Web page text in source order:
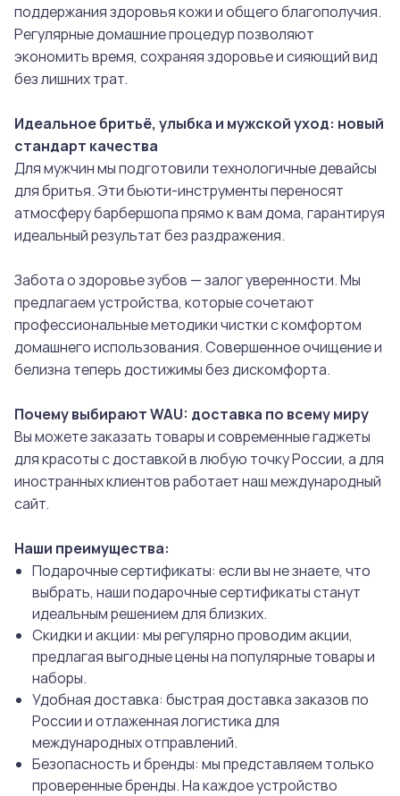
поддержания здоровья кожи и общего благополучия.
Регулярные домашние процедур позволяют
экономить время, сохраняя здоровье и сияющий вид
без лишних трат.
Идеальное бритьё, улыбка и мужской уход: новый
стандарт качества
Для мужчин мы подготовили технологичные девайсы
для бритья. Эти бьюти-инструменты переносят
атмосферу барбершопа прямо к вам дома, гарантируя
идеальный результат без раздражения.
Забота о здоровье зубов — залог уверенности. Мы
предлагаем устройства, которые сочетают
профессиональные методики чистки с комфортом
домашнего использования. Совершенное очищение и
белизна теперь достижимы без дискомфорта.
Почему выбирают WAU: доставка по всему миру
Вы можете заказать товары и современные гаджеты
для красоты с доставкой в любую точку России, а для
иностранных клиентов работает наш международный
сайт.
Наши преимущества:
Подарочные сертификаты: если вы не знаете, что
выбрать, наши подарочные сертификаты станут
идеальным решением для близких.
Скидки и акции: мы регулярно проводим акции,
предлагая выгодные цены на популярные товары и
наборы.
Удобная доставка: быстрая доставка заказов по
России и отлаженная логистика для
международных отправлений.
Безопасность и бренды: мы представляем только
проверенные бренды. На каждое устройство